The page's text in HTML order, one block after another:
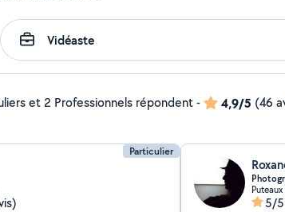
et 2 Professionnels répondent- 4,9/5 (46
Particulier
5/5